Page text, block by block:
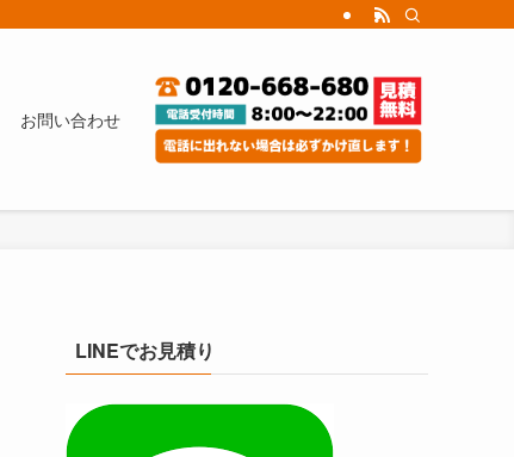
お問い合わせ
LINEでお見積り